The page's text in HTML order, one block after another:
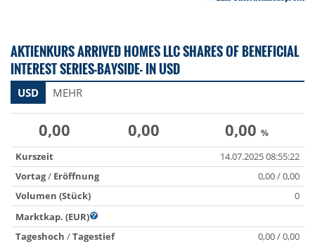
AKTIENKURS ARRIVED HOMES LLC SHARES OF BENEFICIAL
INTEREST SERIES-BAYSIDE- IN USD
USD MEHR
0,00 0,00 0,00 %
Kurszeit
14.07.2025 08:55:22
Vortag/ Eröffnung
0,00 / 0,00
Volumen (Stück)
0
Marktkap. (EUR)
Tageshoch /Tagestief
0,00 / 0,00